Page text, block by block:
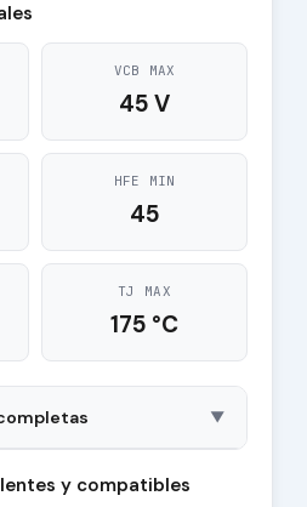
VCB MAX
45 V
HFE MIN
45
TJ MAX
175 °C
▼
y compatibles